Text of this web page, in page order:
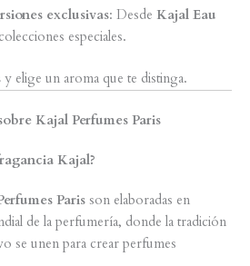
exclusivas: Desde Kajal Eau
especiales.
y elige un aroma que te distinga.
Kajal Perfumes Paris
Kajal?
Paris son elaboradas en
de la perfumería, donde la tradición
se unen para crear perfumes